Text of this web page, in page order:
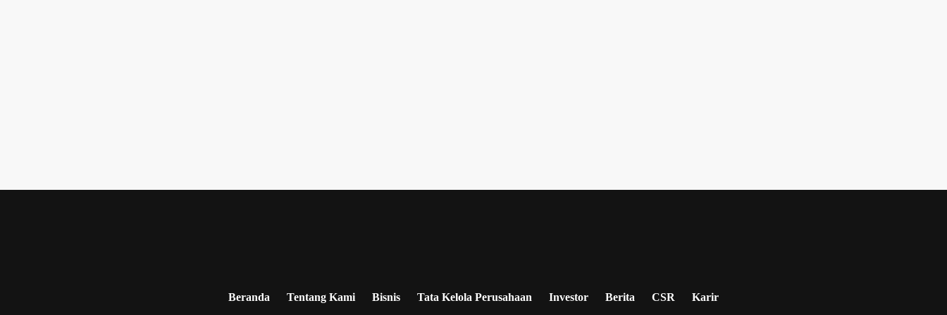
Beranda Tentang Kami Bisnis Tata Kelola Perusahaan Investor Berita CSR Karir